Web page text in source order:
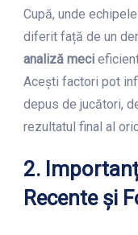
Cupă, unde
diferit față de un
analiză meci
Acești factori pot
depus de jucători,
rezultatul final al
2.
Recente și